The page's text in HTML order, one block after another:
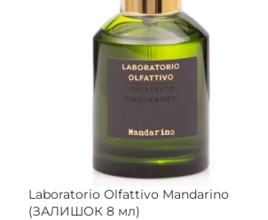
Laboratorio Olfattivo Mandarino
(ЗАЛИШОК 8 мл)